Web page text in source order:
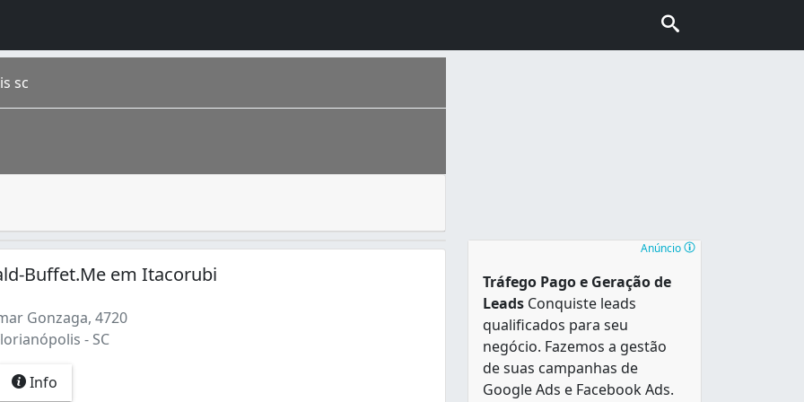
sc
É a capital do estado, é chamada carinhosamente de “Floripa” e também conhecida como “Ilha da magia”. É
Buffet.Me em Itacorubi
Gonzaga, 4720
- SC
Info
Anúncio
Tráfego Pago e Geração de
Leads Conquiste leads
qualificados para seu
negócio. Fazemos a gestão
de suas campanhas de
Google Ads e Facebook Ads.